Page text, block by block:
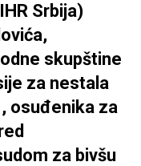
Srbija)
skupštine
za nestala
osuđenika za
za bivšu